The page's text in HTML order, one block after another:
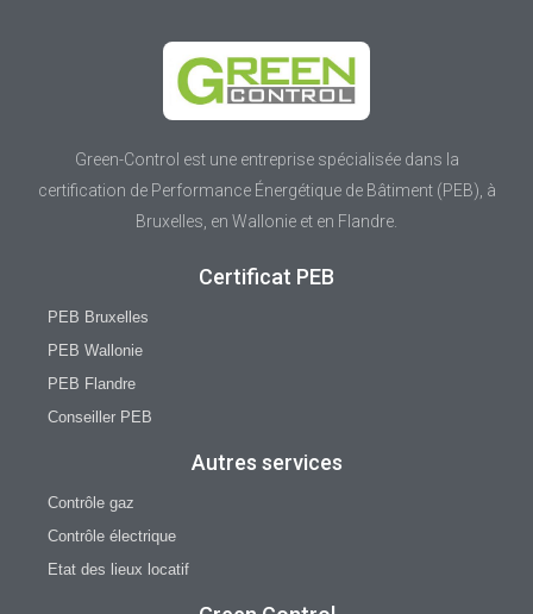
Green-Control est une entreprise spécialisée dans la
certification de Performance Énergétique de Bâtiment (PEB), à
Bruxelles, en Wallonie et en Flandre.
Certificat PEB
PEB Bruxelles
PEB Wallonie
PEB Flandre
Conseiller PEB
Autres services
Contrôle gaz
Contrôle électrique
Etat des lieux locatif